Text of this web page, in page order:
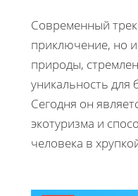
Современный
приключение, но
природы,
уникальность для
Сегодня он
экотуризма и
человека в